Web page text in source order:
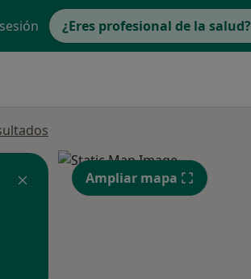
¿Eres profesional de la salud?
Ampliar mapa